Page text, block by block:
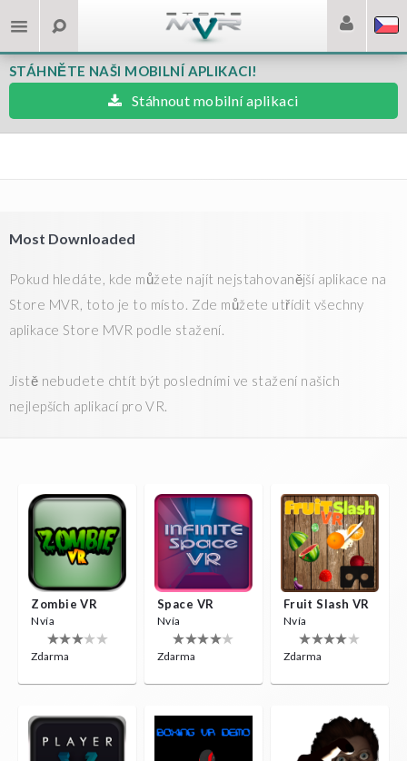
STÁHNĚTE NAŠI MOBILNÍ APLIKACI!
Stáhnout mobilní aplikaci
Most Downloaded
Pokud hledáte, kde můžete najít nejstahovanější aplikace na
Store MVR, toto je to místo. Zde můžete utřídit všechny
aplikace Store MVR podle stažení.
Jistě nebudete chtít být posledními ve stažení našich
nejlepších aplikací pro VR.
Zombie VR
Nvía
Zdarma
Space VR
Nvía
Zdarma
Fruit Slash VR
Nvía
Zdarma